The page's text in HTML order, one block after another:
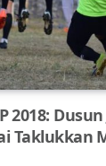
2018:
Taklukkan